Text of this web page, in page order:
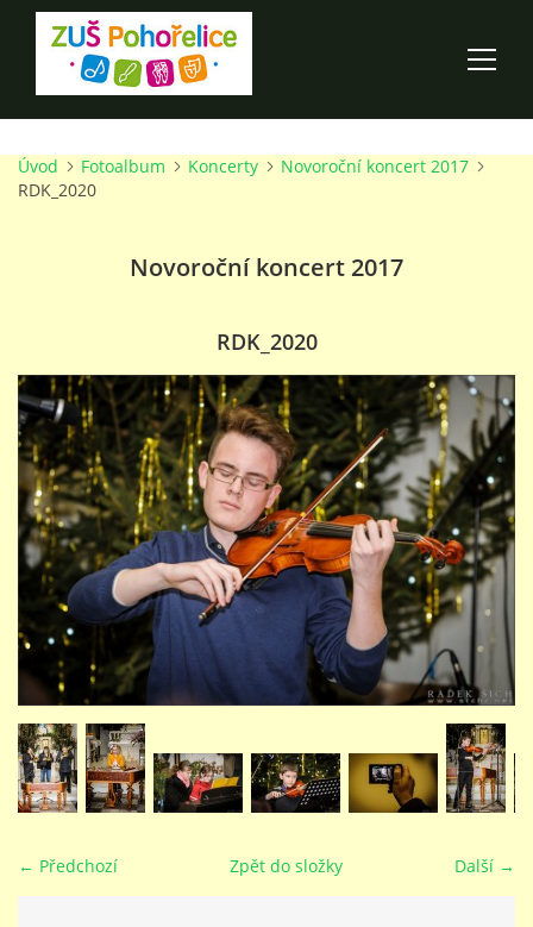
ÚVOD
O ŠKOLE
PRO RODIČE
TALENTOVÉ ZKOUŠKY
STUDIJNÍ OBORY
GALERIE
VIDEA - FILMOVÁ TVORBA
DOKUMENTY / KE STAŽENÍ
Úvod Fotoalbum Koncerty
Novoroční koncert 2017
RDK_2020
Novoroční koncert 2017
RDK_2020
← Předchozí Další →
Zpět do složky